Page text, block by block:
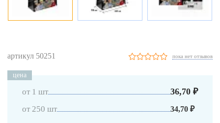
артикул 50251 пока нет отзывов
цена
от 1 шт 36,70 ₽
от 250 шт 34,70 ₽